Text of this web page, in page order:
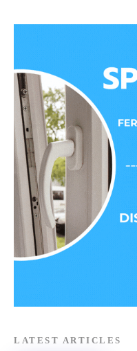
LATEST ARTICLES